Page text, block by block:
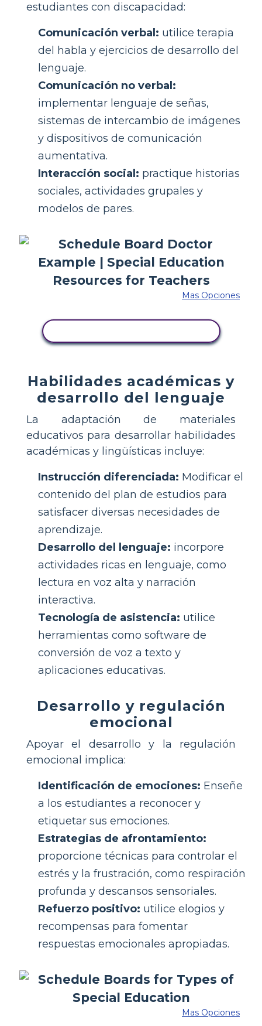
estudiantes con discapacidad:
Comunicación verbal: utilice terapia
del habla y ejercicios de desarrollo del
lenguaje.
Comunicación no verbal:
implementar lenguaje de señas,
sistemas de intercambio de imágenes
y dispositivos de comunicación
aumentativa.
Interacción social: practique historias
sociales, actividades grupales y
modelos de pares.
Mas Opciones
Habilidades académicas y
desarrollo del lenguaje
La adaptación de materiales
educativos para desarrollar habilidades
académicas y lingüísticas incluye:
Instrucción diferenciada: Modificar el
contenido del plan de estudios para
satisfacer diversas necesidades de
aprendizaje.
Desarrollo del lenguaje: incorpore
actividades ricas en lenguaje, como
lectura en voz alta y narración
interactiva.
Tecnología de asistencia: utilice
herramientas como software de
conversión de voz a texto y
aplicaciones educativas.
Desarrollo y regulación
emocional
Apoyar el desarrollo y la regulación
emocional implica:
Identificación de emociones: Enseñe
a los estudiantes a reconocer y
etiquetar sus emociones.
Estrategias de afrontamiento:
proporcione técnicas para controlar el
estrés y la frustración, como respiración
profunda y descansos sensoriales.
Refuerzo positivo: utilice elogios y
recompensas para fomentar
respuestas emocionales apropiadas.
Mas Opciones